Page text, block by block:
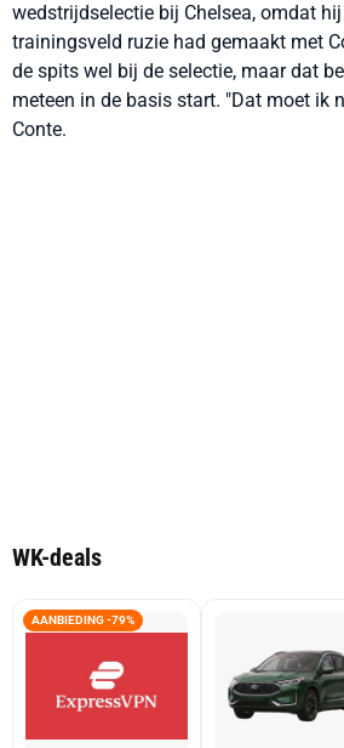
wedstrijdselectie bij Chelsea, omdat
trainingsveld ruzie had gemaakt met
de spits wel bij de selectie, maar dat
meteen in de basis start. "Dat moet ik
Conte.
WK-deals
AANBIEDING -79%